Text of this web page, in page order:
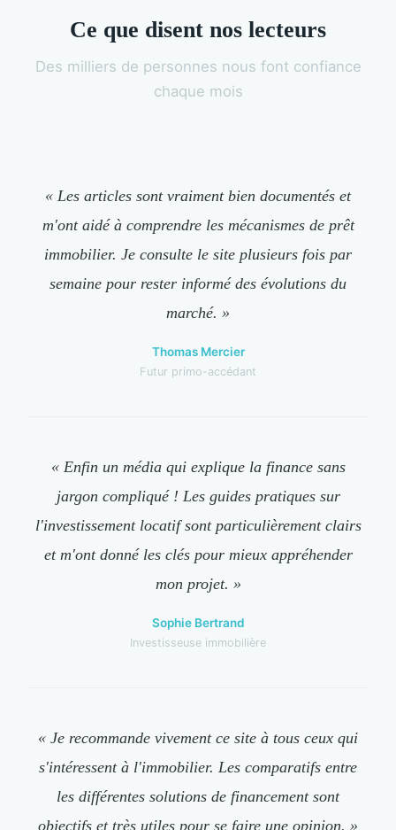
Ce que disent nos lecteurs
Des milliers de personnes nous font confiance
chaque mois
« Les articles sont vraiment bien documentés et
m'ont aidé à comprendre les mécanismes de prêt
immobilier. Je consulte le site plusieurs fois par
semaine pour rester informé des évolutions du
marché. »
Thomas Mercier
Futur primo-accédant
« Enfin un média qui explique la finance sans
jargon compliqué ! Les guides pratiques sur
l'investissement locatif sont particulièrement clairs
et m'ont donné les clés pour mieux appréhender
mon projet. »
Sophie Bertrand
Investisseuse immobilière
« Je recommande vivement ce site à tous ceux qui
s'intéressent à l'immobilier. Les comparatifs entre
les différentes solutions de financement sont
objectifs et très utiles pour se faire une opinion. »